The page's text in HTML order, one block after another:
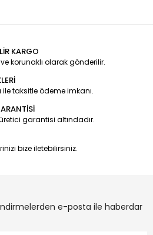
KARGO
ve korunaklı olarak gönderilir.
ile taksitle ödeme imkanı.
garantisi altındadır.
bize iletebilirsiniz.
e-posta ile haberdar